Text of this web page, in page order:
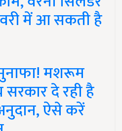
में आ सकती है
मशरूम
सरकार दे रही है
ऐसे करें